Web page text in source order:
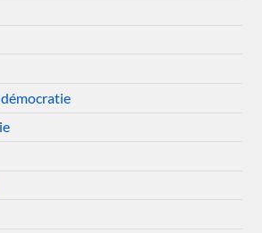
démocratie